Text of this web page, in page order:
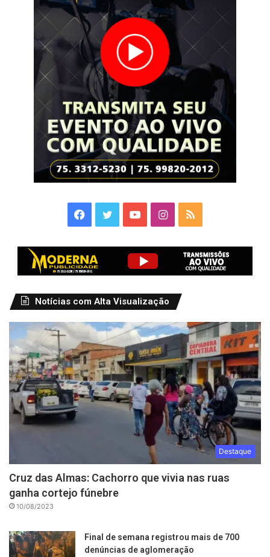
Facebook
TwitterYouTubeInstagram
RSS
Notícias com Alta Visualização
Destaque
Cruz das Almas: Cachorro que vivia nas ruas
ganha cortejo fúnebre
10/08/2023
Final de semana registrou mais de 700
denúncias de aglomeração